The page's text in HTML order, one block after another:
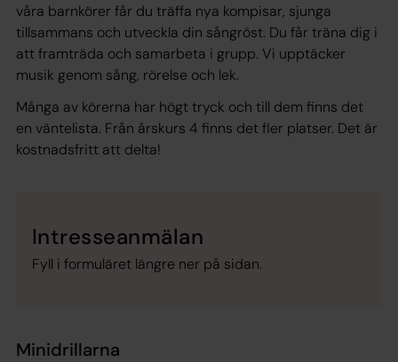
våra barnkörer får du träffa nya kompisar, sjunga
tillsammans och utveckla din sångröst. Du får träna dig i
att framträda och samarbeta i grupp. Vi upptäcker
musik genom sång, rörelse och lek.
Många av körerna har högt tryck och till dem finns det
en väntelista. Från årskurs 4 finns det fler platser. Det är
kostnadsfritt att delta!
Intresseanmälan
Fyll i formuläret längre ner på sidan.
Minidrillarna